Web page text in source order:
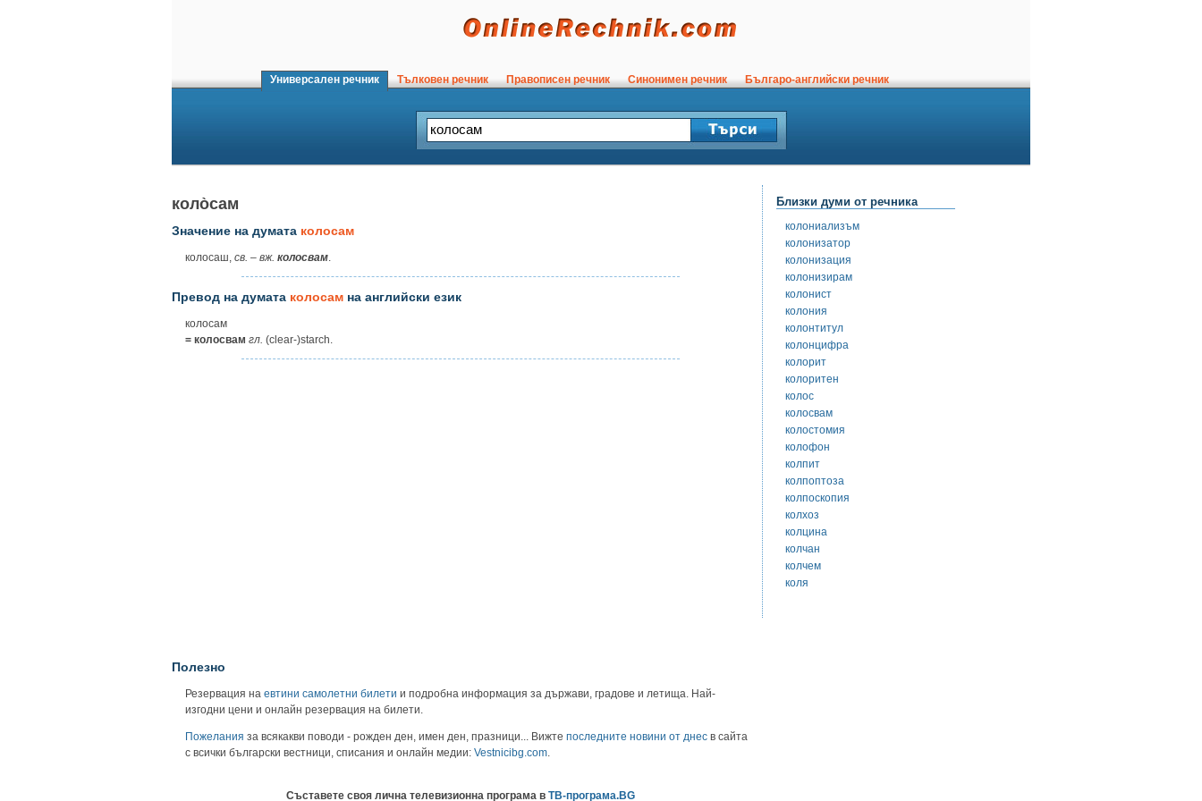
Универсален речник Тълковен речник Правописен речник Синонимен речник Българо-английски речник
коло̀сам
Значение на думата колосам
колосаш, св. – вж. колосвам.
Превод на думата колосам на английски език
колосам
= колосвам гл. (clear-)starch.
Полезно
Резервация на евтини самолетни билети и подробна информация за държави, градове и летища. Най-
изгодни цени и онлайн резервация на билети.
Пожелания за всякакви поводи - рожден ден, имен ден, празници... Вижте последните новини от днес в сайта
с всички български вестници, списания и онлайн медии: Vestnicibg.com.
Съставете своя лична телевизионна програма в ТВ-програма.BG
Близки думи от речника
колониализъм
колонизатор
колонизация
колонизирам
колонист
колония
колонтитул
колонцифра
колорит
колоритен
колос
колосвам
колостомия
колофон
колпит
колпоптоза
колпоскопия
колхоз
колцина
колчан
колчем
коля